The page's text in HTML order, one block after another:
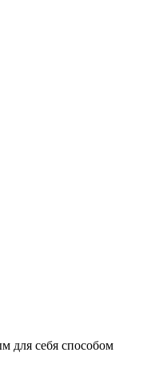
для себя способом